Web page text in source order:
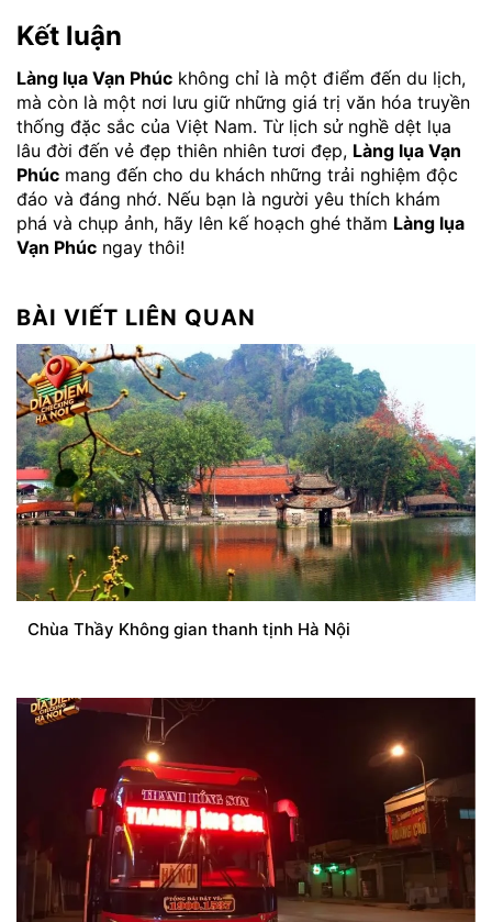
Kết luận
Làng lụa Vạn Phúc không chỉ là một điểm đến du lịch,
mà còn là một nơi lưu giữ những giá trị văn hóa truyền
thống đặc sắc của Việt Nam. Từ lịch sử nghề dệt lụa
lâu đời đến vẻ đẹp thiên nhiên tươi đẹp, Làng lụa Vạn
Phúc mang đến cho du khách những trải nghiệm độc
đáo và đáng nhớ. Nếu bạn là người yêu thích khám
phá và chụp ảnh, hãy lên kế hoạch ghé thăm Làng lụa
Vạn Phúc ngay thôi!
BÀI VIẾT LIÊN QUAN
Chùa Thầy Không gian thanh tịnh Hà Nội